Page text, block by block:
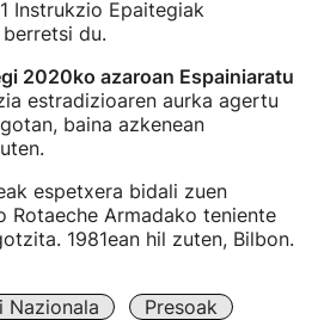
Instrukzio Epaitegiak
du.
2020ko azaroan Espainiaratu
estradizioaren aurka agertu
baina azkenean
espetxera bidali zuen
Rotaeche Armadako teniente
1981ean hil zuten, Bilbon.
Nazionala
Presoak